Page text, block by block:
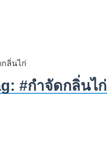
ลิ่นไก่
#กำจัดกลิ่นไก่